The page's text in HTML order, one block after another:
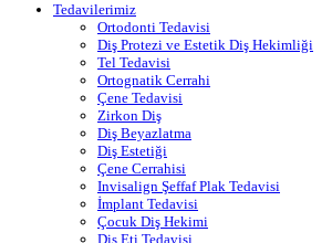
Tedavilerimiz
Ortodonti Tedavisi
Diş Protezi ve Estetik Diş Hekimliği
Tel Tedavisi
Ortognatik Cerrahi
Çene Tedavisi
Zirkon Diş
Diş Beyazlatma
Diş Estetiği
Çene Cerrahisi
Invisalign Şeffaf Plak Tedavisi
İmplant Tedavisi
Çocuk Diş Hekimi
Diş Eti Tedavisi